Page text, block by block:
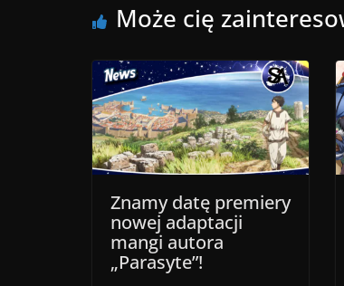
Może cię
Znamy datę premiery
nowej adaptacji
mangi autora
„Parasyte”!